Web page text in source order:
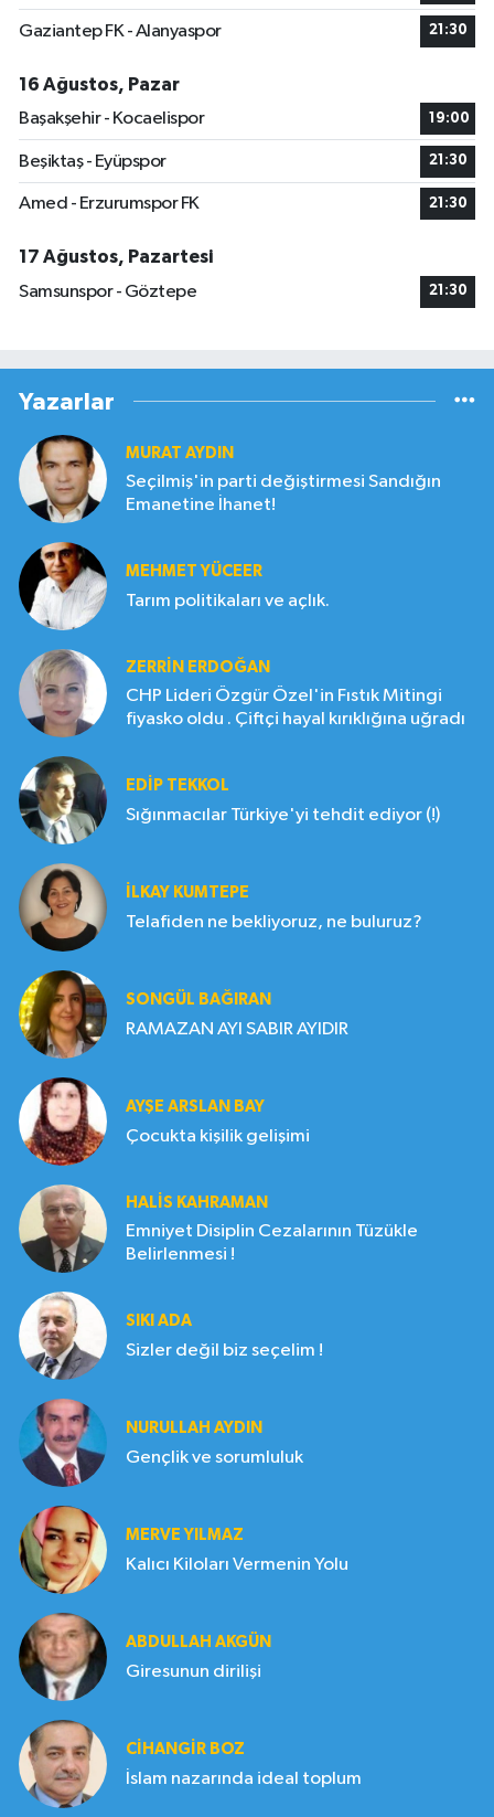
Gaziantep FK - Alanyaspor 21:30
16 Ağustos, Pazar
Başakşehir - Kocaelispor
19:00
Beşiktaş - Eyüpspor 21:30
Amed - Erzurumspor FK 21:30
17 Ağustos, Pazartesi
Samsunspor - Göztepe
21:30
Yazarlar
MURAT AYDIN
Seçilmiş'in parti değiştirmesi Sandığın
Emanetine İhanet!
MEHMET YÜCEER
Tarım politikaları ve açlık.
ZERRIN ERDOĞAN
CHP Lideri Özgür Özel'in Fıstık Mitingi
fiyasko oldu . Çiftçi hayal kırıklığına uğradı
EDIP TEKKOL
Sığınmacılar Türkiye'yi tehdit ediyor (!)
İLKAY KUMTEPE
Telafiden ne bekliyoruz, ne buluruz?
SONGÜL BAĞIRAN
RAMAZAN AYI SABIR AYIDIR
AYŞE ARSLAN BAY
Çocukta kişilik gelişimi
HALIS KAHRAMAN
Emniyet Disiplin Cezalarının Tüzükle
Belirlenmesi !
SIKI ADA
Sizler değil biz seçelim !
NURULLAH AYDIN
Gençlik ve sorumluluk
MERVE YILMAZ
Kalıcı Kiloları Vermenin Yolu
ABDULLAH AKGÜN
Giresunun dirilişi
CIHANGIR BOZ
İslam nazarında ideal toplum